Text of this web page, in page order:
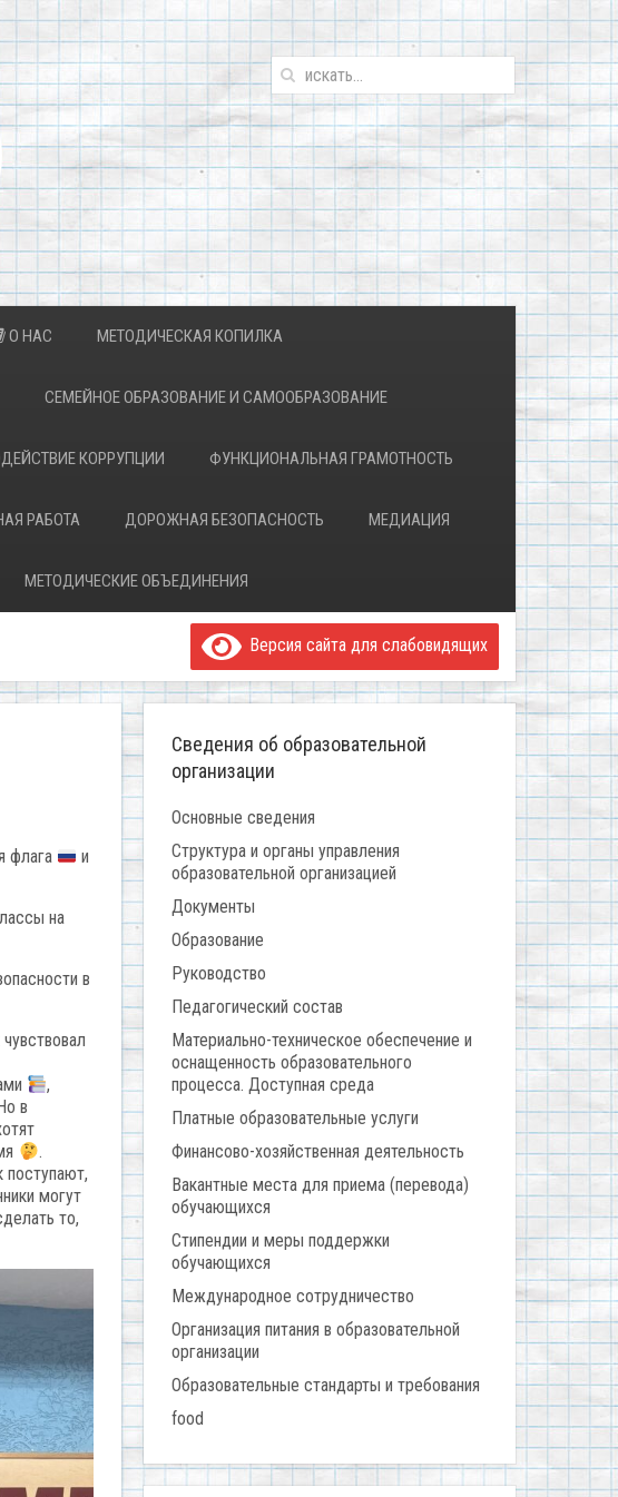
О НАС МЕТОДИЧЕСКАЯ КОПИЛКА
СЕМЕЙНОЕ ОБРАЗОВАНИЕ И САМООБРАЗОВАНИЕ
КОРРУПЦИИ ФУНКЦИОНАЛЬНАЯ ГРАМОТНОСТЬ
РАБОТА ДОРОЖНАЯ БЕЗОПАСНОСТЬ МЕДИАЦИЯ
МЕТОДИЧЕСКИЕ ОБЪЕДИНЕНИЯ
Версия сайта для слабовидящих
флага
и
на
в
,
в
.
могут
то,
Сведения об образовательной
организации
Основные сведения
Структура и органы управления
образовательной организацией
Документы
Образование
Руководство
Педагогический состав
Материально-техническое обеспечение и
оснащенность образовательного
процесса. Доступная среда
Платные образовательные услуги
Финансово-хозяйственная деятельность
Вакантные места для приема (перевода)
обучающихся
Стипендии и меры поддержки
обучающихся
Международное сотрудничество
Организация питания в образовательной
организации
Образовательные стандарты и требования
food